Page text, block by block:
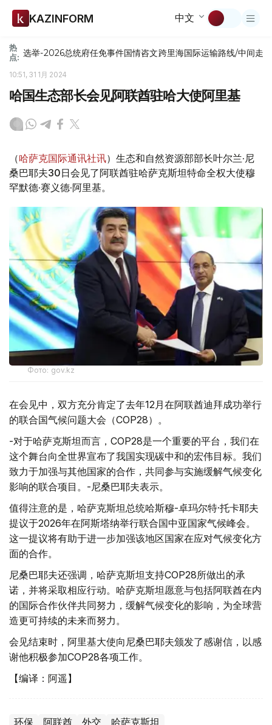
KAZINFORM 中文
热
点: 选举-2026总统府任免事件国情咨文跨里海国际运输路线/中间走廊
10:51, 31 1月 2024
哈国生态部长会见阿联酋驻哈大使阿里基
（哈萨克国际通讯社讯）生态和自然资源部部长叶尔兰·尼
桑巴耶夫30日会见了阿联酋驻哈萨克斯坦特命全权大使穆
罕默德·赛义德·阿里基。
Фото: gov.kz
在会见中，双方充分肯定了去年12月在阿联酋迪拜成功举行
的联合国气候问题大会（COP28）。
-对于哈萨克斯坦而言，COP28是一个重要的平台，我们在
这个舞台向全世界宣布了我国实现碳中和的宏伟目标。我们
致力于加强与其他国家的合作，共同参与实施缓解气候变化
影响的联合项目。-尼桑巴耶夫表示。
值得注意的是，哈萨克斯坦总统哈斯穆-卓玛尔特·托卡耶夫
提议于2026年在阿斯塔纳举行联合国中亚国家气候峰会。
这一提议将有助于进一步加强该地区国家在应对气候变化方
面的合作。
尼桑巴耶夫还强调，哈萨克斯坦支持COP28所做出的承
诺，并将采取相应行动。哈萨克斯坦愿意与包括阿联酋在内
的国际合作伙伴共同努力，缓解气候变化的影响，为全球营
造更可持续的未来而努力。
会见结束时，阿里基大使向尼桑巴耶夫颁发了感谢信，以感
谢他积极参加COP28各项工作。
【编译：阿遥】
环保 阿联酋 外交 哈萨克斯坦